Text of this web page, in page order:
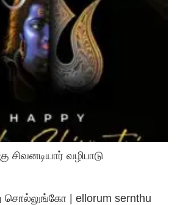
சிவனடியார் வழிபாடு
சொல்லுங்கோ | ellorum sernthu